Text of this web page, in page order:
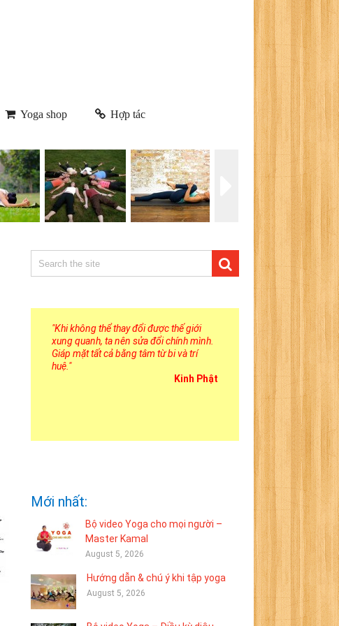
Yoga shop Hợp tác
"Khi không thể thay đổi được thế giới
xung quanh, ta nên sửa đổi chính mình.
Giáp mặt tất cả bằng tâm từ bi và trí
huệ. "
Kinh Phật
Mới nhất:
Bộ video Yoga cho mọi người –
Master Kamal
August 5, 2026
Hướng dẫn & chú ý khi tập yoga
August 5, 2026